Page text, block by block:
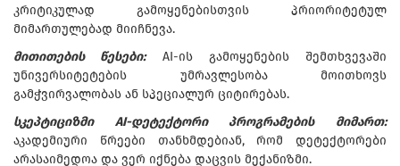
კრიტიკულად გამოყენებისთვის პრიორიტეტულ
მიმართულებად მიიჩნევა.
მითითების წესები:AI-ის გამოყენების შემთხვევაში
უნივერსიტეტების უმრავლესობა მოითხოვს
გამჭვირვალობას ან სპეციალურ ციტირებას.
სკეპტიციზმი AI-დეტექტორი პროგრამების მიმართ:
აკადემიური წრეები თანხმდებიან, რომ დეტექტორები
არასაიმედოა და ვერ იქნება დაცვის მექანიზმი.